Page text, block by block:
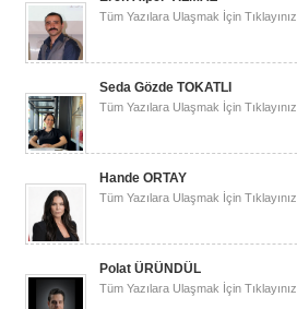
Tüm Yazılara Ulaşmak İçin Tıklayınız.
Seda Gözde TOKATLI
Tüm Yazılara Ulaşmak İçin Tıklayınız.
Hande ORTAY
Tüm Yazılara Ulaşmak İçin Tıklayınız.
Polat ÜRÜNDÜL
Tüm Yazılara Ulaşmak İçin Tıklayınız.